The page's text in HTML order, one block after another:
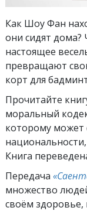
Как Шоу Фан
они сидят дома?
настоящее
превращают
корт для
Прочитайте
моральный
которому может
Книга
Передача
множество
своём